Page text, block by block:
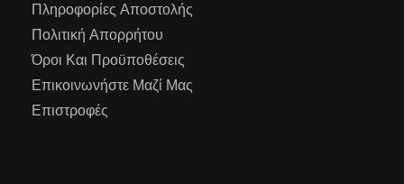
Πληροφορίες Αποστολής
Πολιτική Απορρήτου
Όροι Και Προϋποθέσεις
Επικοινωνήστε Μαζί Μας
Επιστροφές